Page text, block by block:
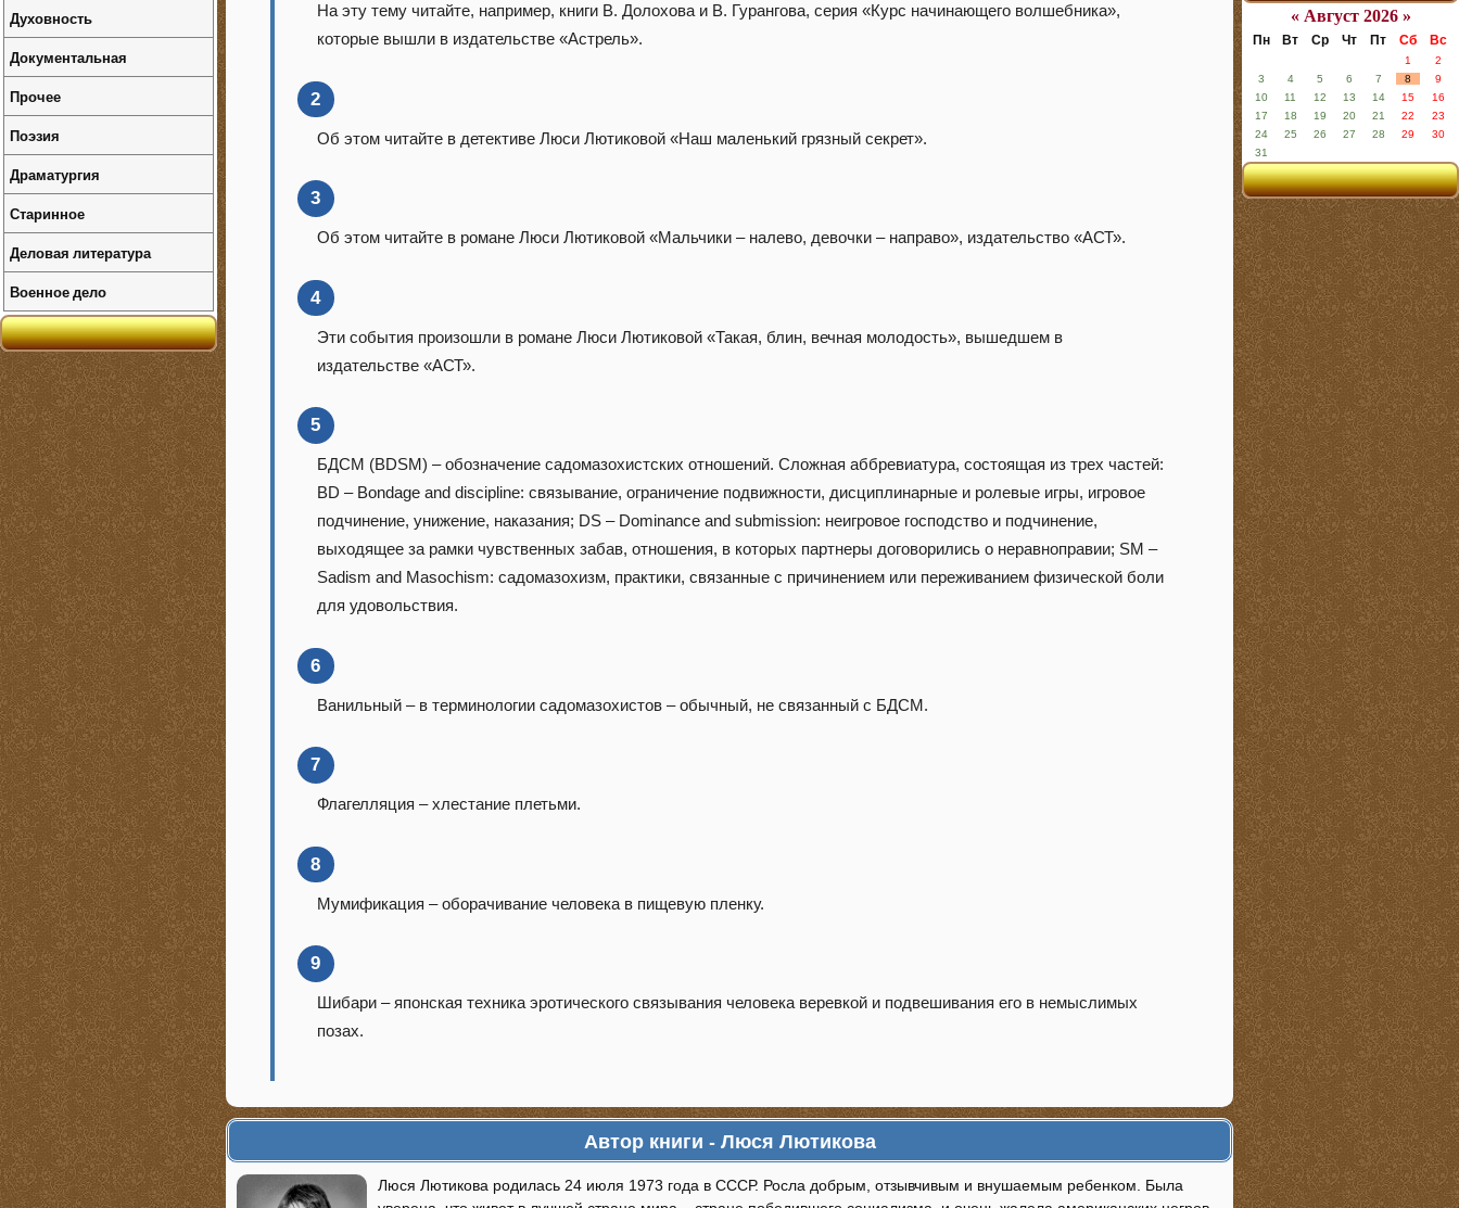
На эту тему читайте, например, книги В. Долохова и В. Гурангова, серия «Курс начинающего волшебника»,
которые вышли в издательстве «Астрель».
2
Об этом читайте в детективе Люси Лютиковой «Наш маленький грязный секрет».
3
Об этом читайте в романе Люси Лютиковой «Мальчики – налево, девочки – направо», издательство «АСТ».
4
Эти события произошли в романе Люси Лютиковой «Такая, блин, вечная молодость», вышедшем в
издательстве «АСТ».
5
БДСМ (BDSM) – обозначение садомазохистских отношений. Сложная аббревиатура, состоящая из трех частей:
BD – Bondage and discipline: связывание, ограничение подвижности, дисциплинарные и ролевые игры, игровое
подчинение, унижение, наказания; DS – Dominance and submission: неигровое господство и подчинение,
выходящее за рамки чувственных забав, отношения, в которых партнеры договорились о неравноправии; SM –
Sadism and Masochism: садомазохизм, практики, связанные с причинением или переживанием физической боли
для удовольствия.
6
Ванильный – в терминологии садомазохистов – обычный, не связанный с БДСМ.
7
Флагелляция – хлестание плетьми.
8
Мумификация – оборачивание человека в пищевую пленку.
9
Шибари – японская техника эротического связывания человека веревкой и подвешивания его в немыслимых
позах.
Автор книги - Люся Лютикова
Люся Лютикова родилась 24 июля 1973 года в СССР. Росла добрым, отзывчивым и внушаемым ребенком. Была
« Август 2026 »
Пн Вт Ср Чт Пт Сб Вс
1
2
3
4 5 6 7 8
9
10
11 12 13 14 15
16
17
18 19 20 21 22
23
24
25 26 27 28 29
30
31
Духовность
Документальная
Прочее
Поэзия
Драматургия
Старинное
Деловая литература
Военное дело